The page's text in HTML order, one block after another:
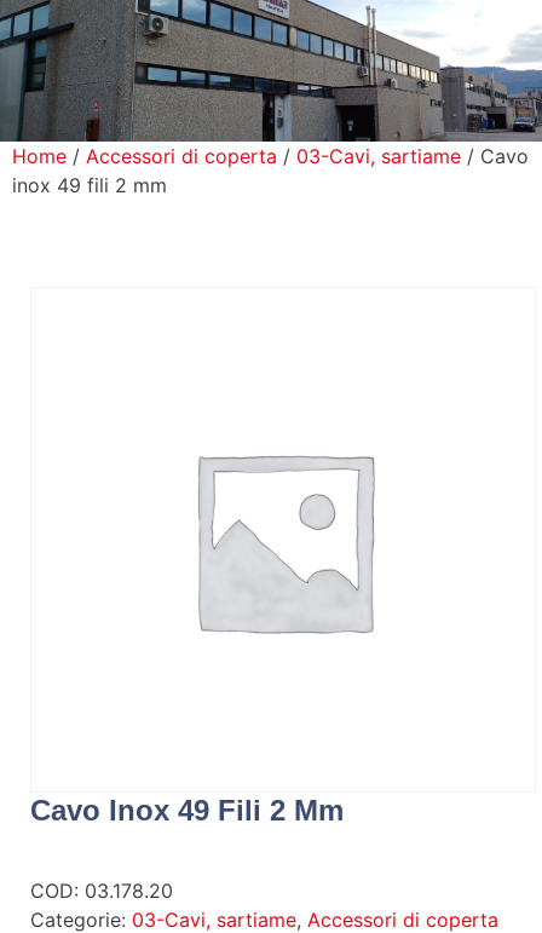
Prodotti
Home / Accessori di coperta / 03-Cavi, sartiame / Cavo
inox 49 fili 2 mm
Cavo Inox 49 Fili 2 Mm
COD: 03.178.20
Categorie: 03-Cavi, sartiame, Accessori di coperta